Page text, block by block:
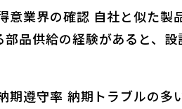
業界の確認 自社と似た製
部品供給の経験があると、
遵守率 納期トラブルの多